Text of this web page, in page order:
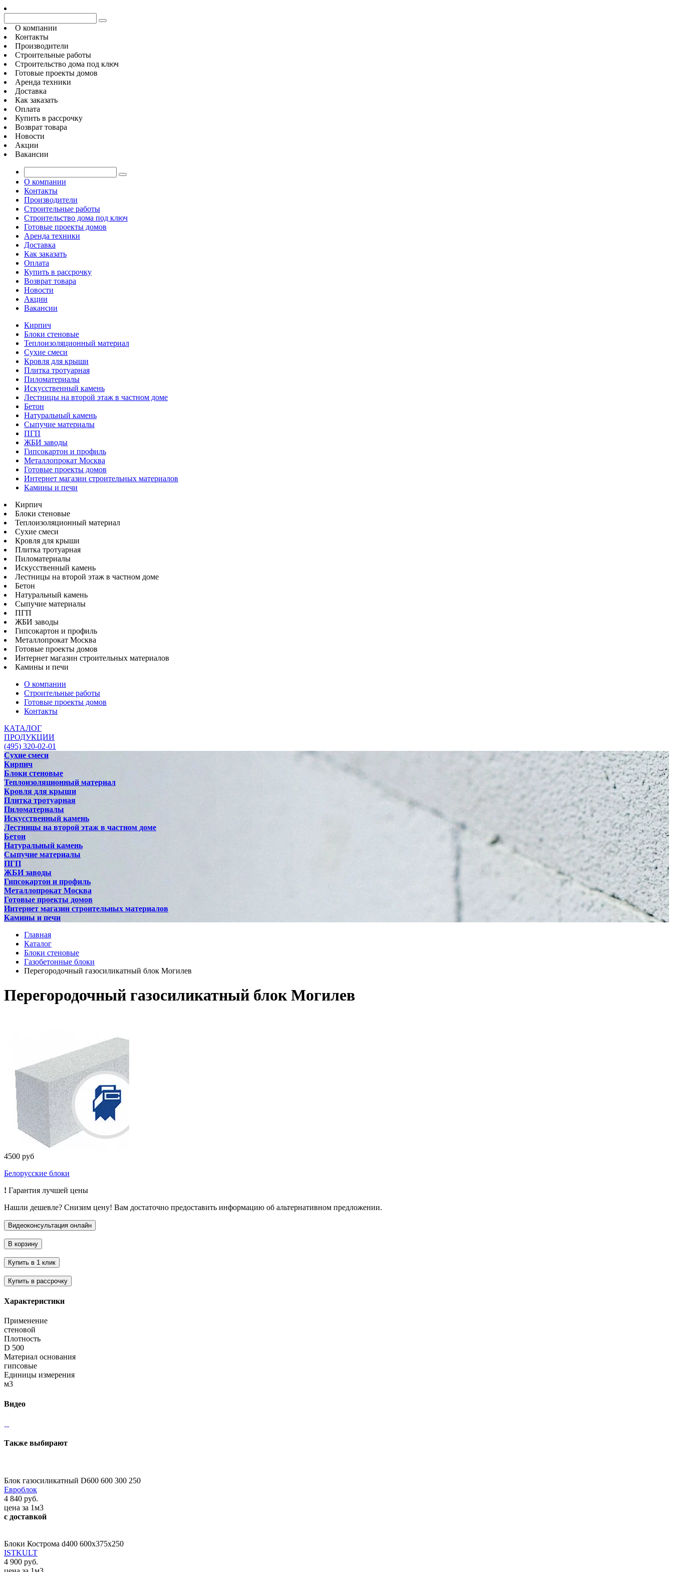
О компании
Контакты
Производители
Строительные работы
Строительство дома под ключ
Готовые проекты домов
Аренда техники
Доставка
Как заказать
Оплата
Купить в рассрочку
Возврат товара
Новости
Акции
Вакансии
О компании
Контакты
Производители
Строительные работы
Строительство дома под ключ
Готовые проекты домов
Аренда техники
Доставка
Как заказать
Оплата
Купить в рассрочку
Возврат товара
Новости
Акции
Вакансии
Кирпич
Блоки стеновые
Теплоизоляционный материал
Сухие смеси
Кровля для крыши
Плитка тротуарная
Пиломатериалы
Искусственный камень
Лестницы на второй этаж в частном доме
Бетон
Натуральный камень
Сыпучие материалы
ПГП
ЖБИ заводы
Гипсокартон и профиль
Металлопрокат Москва
Готовые проекты домов
Интернет магазин строительных материалов
Камины и печи
Кирпич
Блоки стеновые
Теплоизоляционный материал
Сухие смеси
Кровля для крыши
Плитка тротуарная
Пиломатериалы
Искусственный камень
Лестницы на второй этаж в частном доме
Бетон
Натуральный камень
Сыпучие материалы
ПГП
ЖБИ заводы
Гипсокартон и профиль
Металлопрокат Москва
Готовые проекты домов
Интернет магазин строительных материалов
Камины и печи
О компании
Строительные работы
Готовые проекты домов
Контакты
КАТАЛОГ
ПРОДУКЦИИ
(495) 320-02-01
Сухие смеси
Кирпич
Блоки стеновые
Теплоизоляционный материал
Кровля для крыши
Плитка тротуарная
Пиломатериалы
Искусственный камень
Лестницы на второй этаж в частном доме
Бетон
Натуральный камень
Сыпучие материалы
ПГП
ЖБИ заводы
Гипсокартон и профиль
Металлопрокат Москва
Готовые проекты домов
Интернет магазин строительных материалов
Камины и печи
Главная
Каталог
Блоки стеновые
Газобетонные блоки
Перегородочный газосиликатный блок Могилев
Перегородочный газосиликатный блок Могилев
4500 руб
Белорусские блоки
! Гарантия лучшей цены
Нашли дешевле? Снизим цену! Вам достаточно предоставить информацию об альтернативном предложении.
Характеристики
Применение
стеновой
Плотность
D 500
Материал основания
гипсовые
Единицы измерения
м3
Видео
Также выбирают
Блок газосиликатный D600 600 300 250
Евроблок
4 840 руб.
цена за 1м3
с доставкой
Блоки Кострома d400 600x375x250
ISTKULT
4 900 руб.